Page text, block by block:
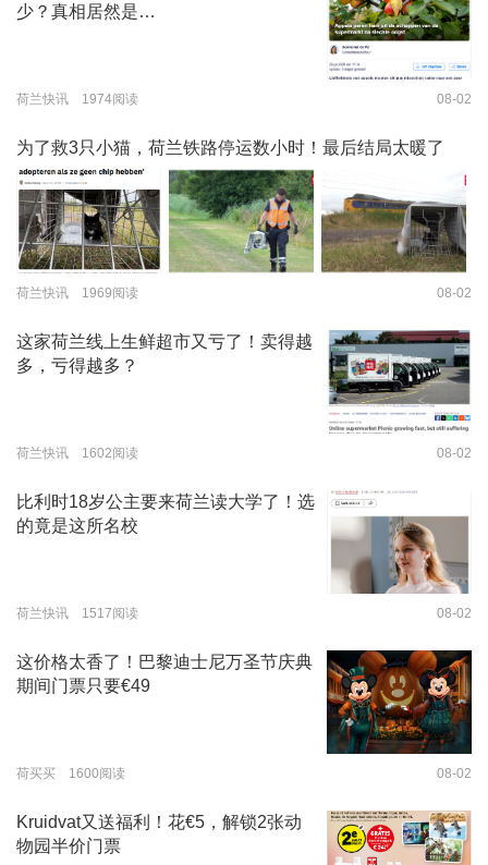
少？真相居然是…
荷兰快讯 1974阅读 08-02
为了救3只小猫，荷兰铁路停运数小时！最后结局太暖了
荷兰快讯 1969阅读 08-02
这家荷兰线上生鲜超市又亏了！卖得越
多，亏得越多？
荷兰快讯 1602阅读 08-02
比利时18岁公主要来荷兰读大学了！选
的竟是这所名校
荷兰快讯 1517阅读 08-02
这价格太香了！巴黎迪士尼万圣节庆典
期间门票只要€49
荷买买 1600阅读 08-02
Kruidvat又送福利！花€5，解锁2张动
物园半价门票